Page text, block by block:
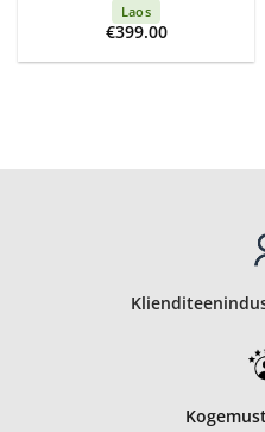
Laos
€399.00